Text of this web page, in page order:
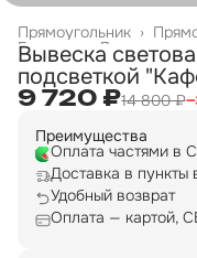
Прямоугольник ›
Главная ›
Вывеска
подсветкой
9 720 ₽14 800 ₽−
Преимущества
Оплата частями в
Доставка в пункты
Удобный возврат
Оплата — картой,